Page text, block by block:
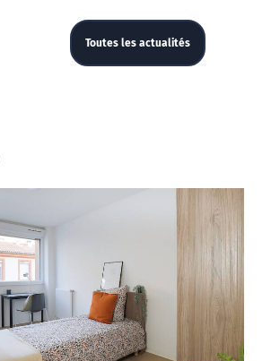
Toutes les actualités
En images